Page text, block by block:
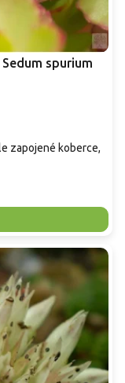
spurium
zapojené koberce,